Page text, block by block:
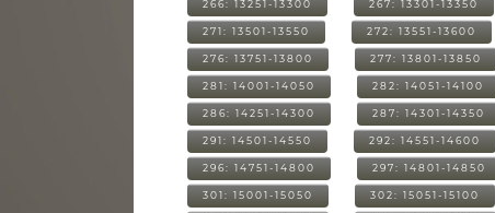
266: 13251-13300 267: 13301-13350
271: 13501-13550 272: 13551-13600
276: 13751-13800 277: 13801-13850
281: 14001-14050 282: 14051-14100
286: 14251-14300 287: 14301-14350
291: 14501-14550 292: 14551-14600
296: 14751-14800 297: 14801-14850
301: 15001-15050 302: 15051-15100